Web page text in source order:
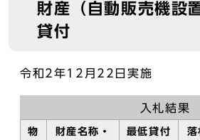
財産（自動販売機設
貸付
令和2年12月22日実施
入札結果
物
財産名称・
最低貸付
落